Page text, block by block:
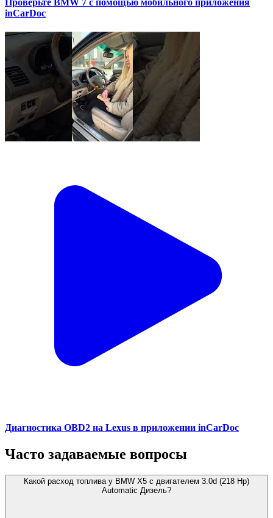
inCarDoc
Диагностика OBD2 на Lexus в приложении inCarDoc
Часто задаваемые вопросы
Какой расход топлива у BMW X5 с двигателем 3.0d (218 Hp)
Automatic Дизель?